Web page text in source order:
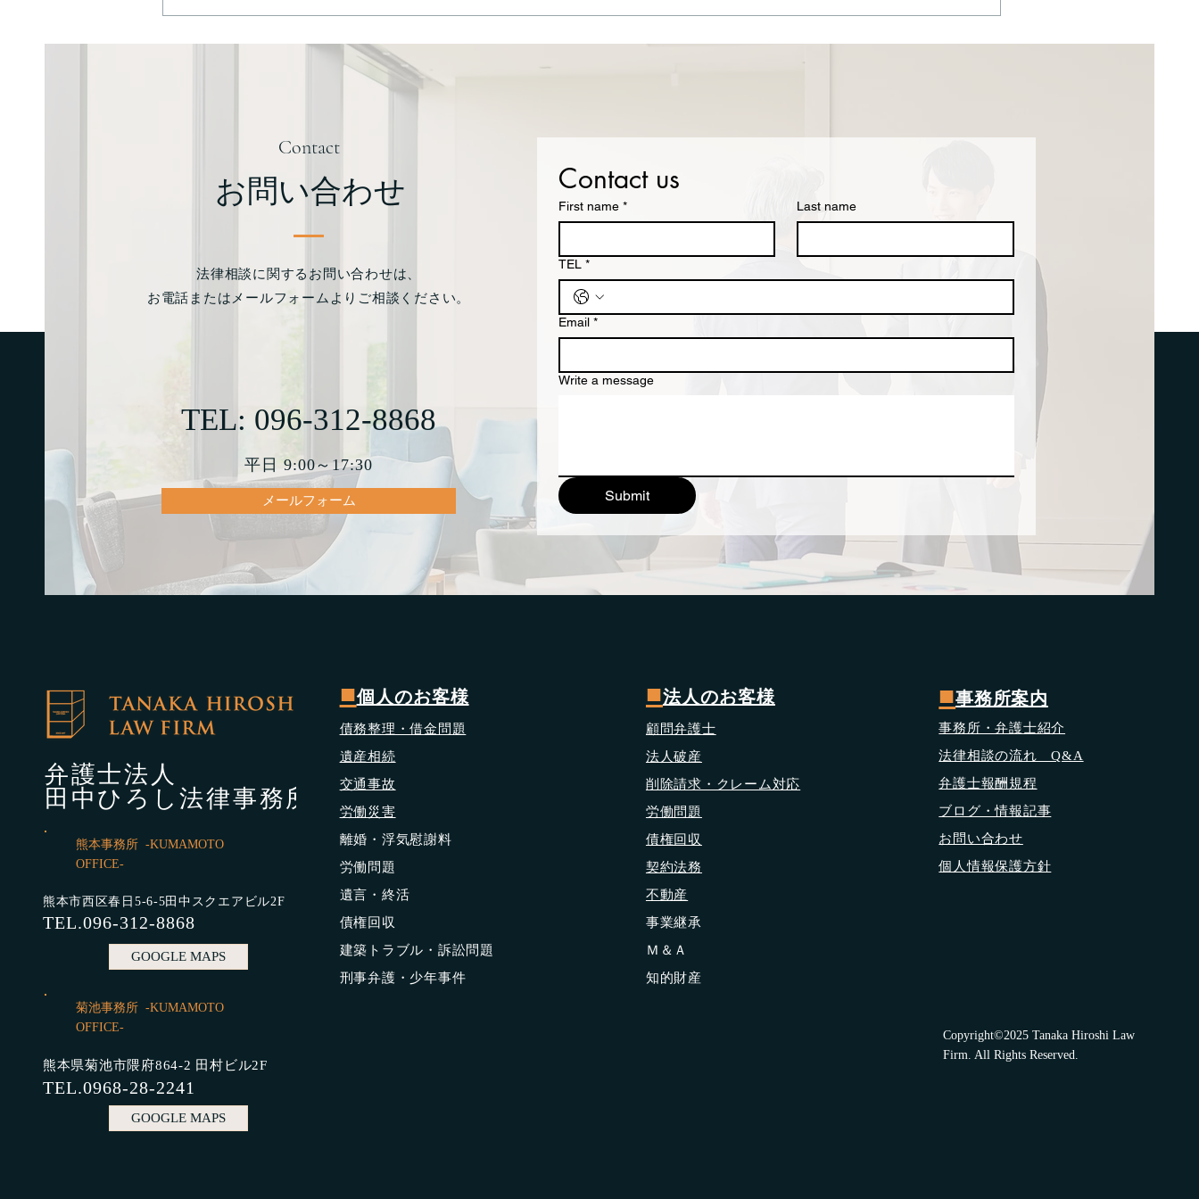
いただいております。 持続化給
が、ある知人から話を持ちかけら
弁護士法人
田中ひろし法律事務所
熊本事務所 -KUMAMOTO
OFFICE-
熊本市西区春日5-6-5田中スクエアビル2F
TEL.096-312-8868
GOOGLE MAPS
菊池事務所 -KUMAMOTO
OFFICE-
熊本県菊池市隈府864-2 田村ビル2F
TEL.0968-28-2241
GOOGLE MAPS
■個人のお客様
債務整理・借金問題
遺産相続
交通事故
労働災害
​離婚・浮気慰謝料
労働問題
遺言・終活
債権回収
​建築トラブル・訴訟問題
​刑事弁護・少年事件
■法人のお客様
顧問弁護士
法人破産
削除請求・クレーム対応
労働問題
債権回収
契約法務
不動産
事業継承
Ｍ＆Ａ
知的財産
■事務所案内
事務所・弁護士紹介
法律相談の流れ Q&A
​弁護士報酬規程
ブログ・情報記事
お問い合わせ
個人情報保護方針
Copyright©2025 Tanaka Hiroshi Law
Firm. All Rights Reserved.
Contact
お問い合わせ
法律相談に関するお問い合わせは、
お電話またはメールフォームよりご相談ください。
TEL: 096-312-8868
平日 9:00～17:30
メールフォーム
Contact us
First name * Last name
TEL *
Email *
Write a message
Submit